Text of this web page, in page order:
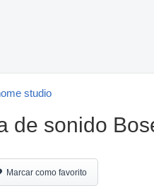
studio
de sonido
Marcar como favorito